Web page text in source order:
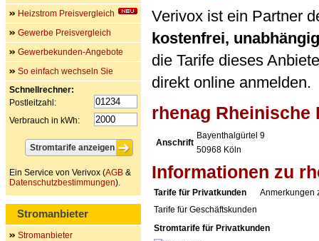
Verivox ist ein Partner
kostenfrei,
die Tarife dieses
direkt online anmelden.
rhenag Rheinische
Anschrift
Bayenthalgürtel 9
50968 Köln
Informationen zu
Tarife für Privatkunden
Anmerkungen
Tarife für Geschäftskunden
Stromtarife für Privatkunden
Heizstrom Preisvergleich
Gewerbe Preisvergleich
Gewerbekunden-Angebote
So einfach wechseln Sie
Schnellrechner:
Postleitzahl:
Verbrauch in kWh:
Ein Service von Verivox (AGB &
Datenschutzbestimmungen).
Stromanbieter
Stromanbieter